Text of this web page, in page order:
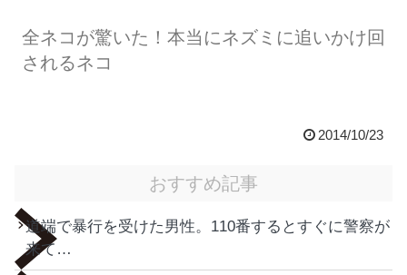
全ネコが驚いた！本当にネズミに追いかけ回
されるネコ
2014/10/23
おすすめ記事
道端で暴行を受けた男性。110番するとすぐに警察が
来て…